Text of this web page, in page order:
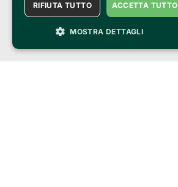
ACCETTA TUTTO
RIFIUTA TUTTO
MOSTRA DETTAGLI